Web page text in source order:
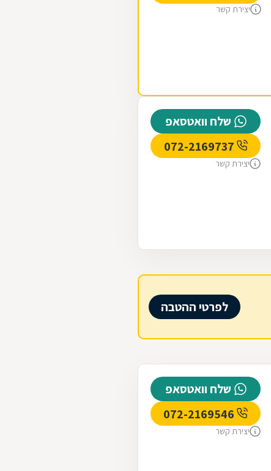
יצירת קשר
שלח וואטסאפ
יצירת קשר
לפרטי ההטבה
שלח וואטסאפ
יצירת קשר